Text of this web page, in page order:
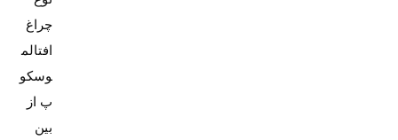
چراغ
افتالم
وسکو
پ از
بین